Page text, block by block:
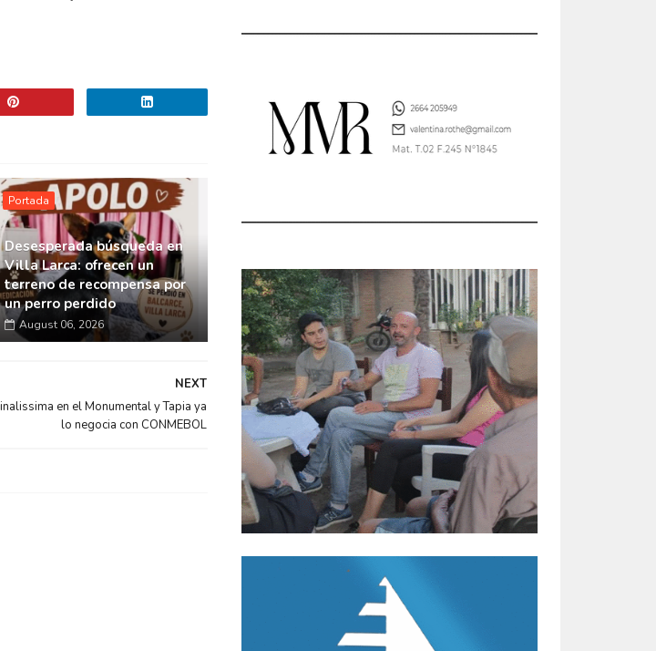
Portada
Desesperada búsqueda en
Villa Larca: ofrecen un
terreno de recompensa por
un perro perdido
August 06, 2026
NEXT
en el Monumental y Tapia ya
lo negocia con CONMEBOL